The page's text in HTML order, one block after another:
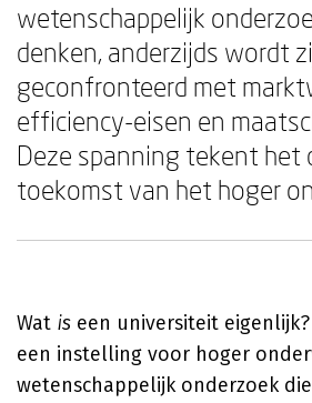
wetenschappelijk
denken, anderzijds wordt
geconfronteerd met
efficiency-eisen en
Deze spanning tekent het
toekomst van het hoger
Wat is een universiteit
een instelling voor hoger
wetenschappelijk onderzoek